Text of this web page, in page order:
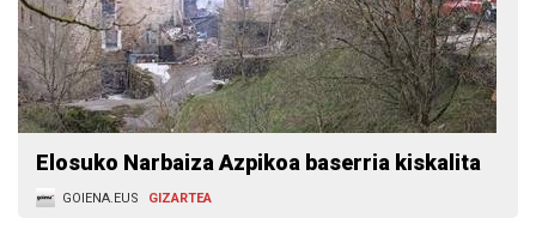
Elosuko Narbaiza Azpikoa baserria kiskalita
GOIENA.EUS GIZARTEA